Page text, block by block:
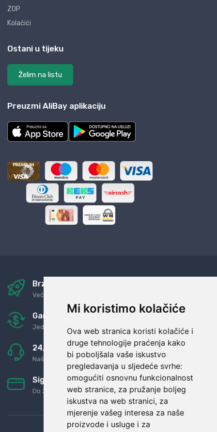
Mi koristimo kolačiće
Ova web stranica koristi kolačiće i
druge tehnologije praćenja kako
bi poboljšala vaše iskustvo
pregledavanja u sljedeće svrhe:
omogućiti osnovnu funkcionalnost
web stranice, za pružanje boljeg
iskustva na web stranici, za
mjerenje vašeg interesa za naše
proizvode i usluge i za
ZOP
Kolačići
Ostani u tijeku
Želim na listu
Preuzmi AliBay aplikaciju
Brza i sigurna dostava
Već za nekoliko dana kod vas
Garancija u povrat novaca
Jednostavno pravilo: Roba za novac
24/7 odlična podrška
Naši agenti uvijek na raspolaganju
Sigurno obročno plaćanje
Do 24 rata bez kamata